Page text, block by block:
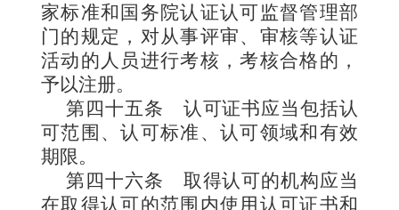
家标准和国务院认证认可监督管理部
门的规定，对从事评审、审核等认证
活动的人员进行考核，考核合格的，
予以注册。
第四十五条 认可证书应当包括认
可范围、认可标准、认可领域和有效
期限。
第四十六条 取得认可的机构应当
在取得认可的范围内使用认可证书和